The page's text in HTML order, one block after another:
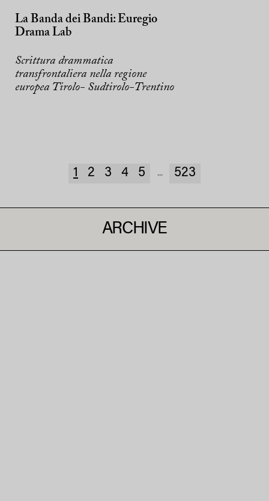
La Banda dei Bandi: Euregio
Drama Lab
Scrittura drammatica
transfrontaliera nella regione
europea Tirolo- Sudtirolo-Trentino
1 2 3 4 5 ... 523
ARCHIVE